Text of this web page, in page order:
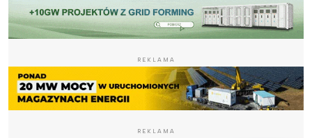
REKLAMA
REKLAMA